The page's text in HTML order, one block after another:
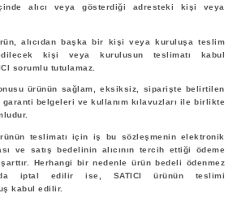
alıcı veya gösterdiği adresteki kişi veya
alıcıdan başka bir kişi veya kuruluşa teslim
kişi veya kurulusun teslimatı kabul
sorumlu tutulamaz.
ürünün sağlam, eksiksiz, siparişte belirtilen
belgeleri ve kullanım kılavuzları ile birlikte
teslimatı için iş bu sözleşmenin elektronik
ve satış bedelinin alıcının tercih ettiği ödeme
Herhangi bir nedenle ürün bedeli ödenmez
iptal edilir ise, SATICI ürünün teslimi
kabul edilir.